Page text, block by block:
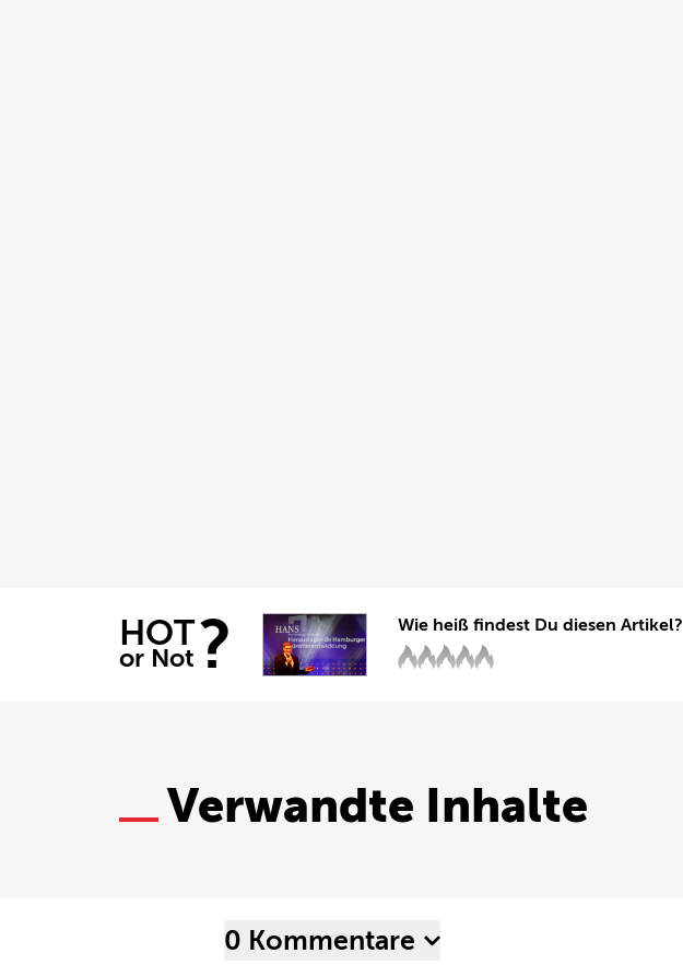
HOT
or Not ?
Wie heiß findest Du diesen Artikel?
Verwandte Inhalte
0 Kommentare